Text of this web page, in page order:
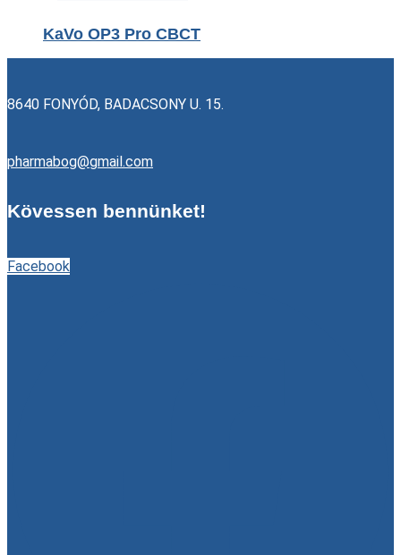
KaVo OP3 Pro CBCT
8640 FONYÓD, BADACSONY U. 15.
pharmabog@gmail.com
Kövessen bennünket!
Facebook